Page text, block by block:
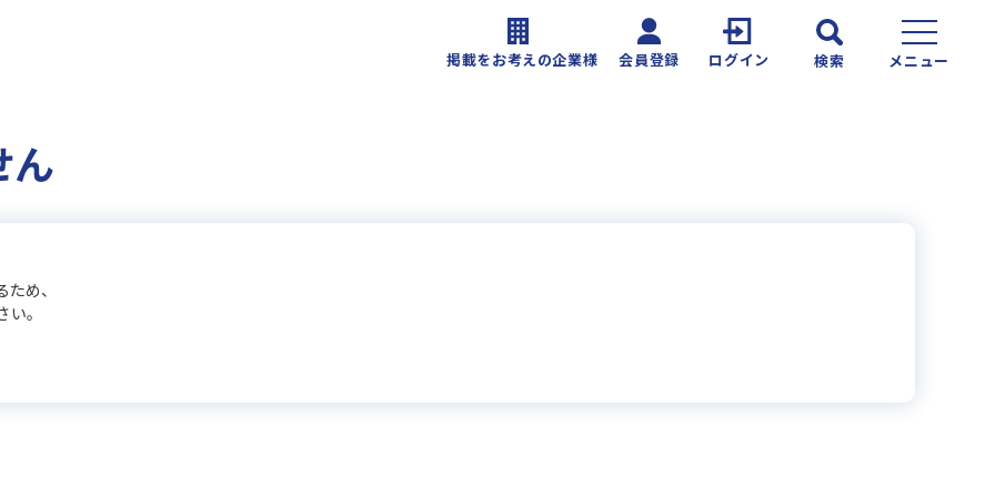
掲載をお考えの企業様 会員登録 ログイン 検索 メニュー
ん
め、
。